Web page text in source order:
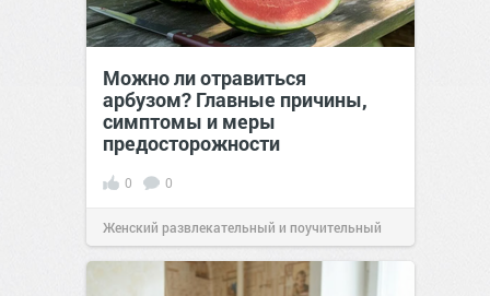
Можно ли отравиться
арбузом? Главные причины,
симптомы и меры
предосторожности
0 0
Женский развлекательный и поучительный
сайт.23:4206 авг 2026